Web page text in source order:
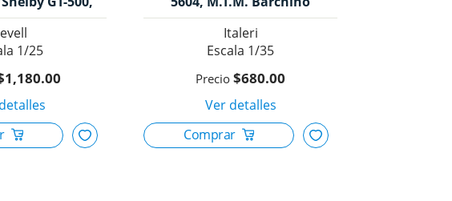
Revell.
1/25
Motoscafo Turismo
Modificado, 1/35, Italeri
Italeri
1/35
$680.00